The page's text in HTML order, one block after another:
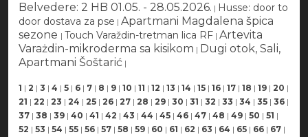
Belvedere: 2 HB 01.05. - 28.05.2026. | Husse: door to
door dostava za pse | Apartmani Magdalena špica
sezone | Touch Varaždin-tretman lica RF | Artevita
Varażdin-mikroderma sa kisikom | Dugi otok, Sali,
Apartmani Šoštarić |
1 | 2 | 3 | 4 | 5 | 6 | 7 | 8 | 9 | 10 | 11 | 12 | 13 | 14 | 15 | 16 | 17 | 18 | 19 | 20 |
21 | 22 | 23 | 24 | 25 | 26 | 27 | 28 | 29 | 30 | 31 | 32 | 33 | 34 | 35 | 36 |
37 | 38 | 39 | 40 | 41 | 42 | 43 | 44 | 45 | 46 | 47 | 48 | 49 | 50 | 51 |
52 | 53 | 54 | 55 | 56 | 57 | 58 | 59 | 60 | 61 | 62 | 63 | 64 | 65 | 66 | 67 |